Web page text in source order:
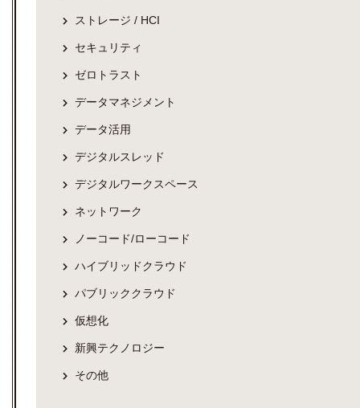
ストレージ / HCI
セキュリティ
ゼロトラスト
データマネジメント
データ活用
デジタルスレッド
デジタルワークスペース
ネットワーク
ノーコード/ローコード
ハイブリッドクラウド
パブリッククラウド
仮想化
新興テクノロジー
その他